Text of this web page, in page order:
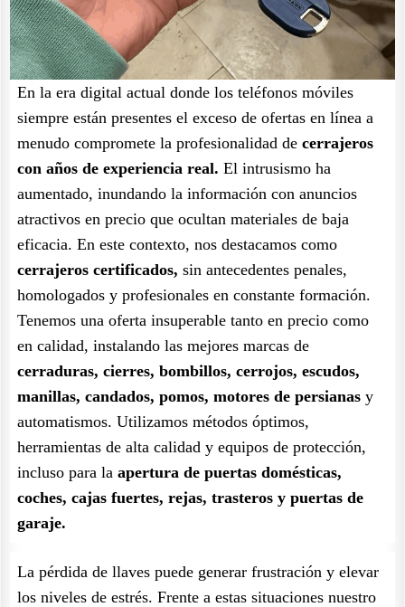
En la era digital actual donde los teléfonos móviles
siempre están presentes el exceso de ofertas en línea a
menudo compromete la profesionalidad de cerrajeros
con años de experiencia real. El intrusismo ha
aumentado, inundando la información con anuncios
atractivos en precio que ocultan materiales de baja
eficacia. En este contexto, nos destacamos como
cerrajeros certificados, sin antecedentes penales,
homologados y profesionales en constante formación.
Tenemos una oferta insuperable tanto en precio como
en calidad, instalando las mejores marcas de
cerraduras, cierres, bombillos, cerrojos, escudos,
manillas, candados, pomos, motores de persianas y
automatismos. Utilizamos métodos óptimos,
herramientas de alta calidad y equipos de protección,
incluso para la apertura de puertas domésticas,
coches, cajas fuertes, rejas, trasteros y puertas de
garaje.
La pérdida de llaves puede generar frustración y elevar
los niveles de estrés. Frente a estas situaciones nuestro